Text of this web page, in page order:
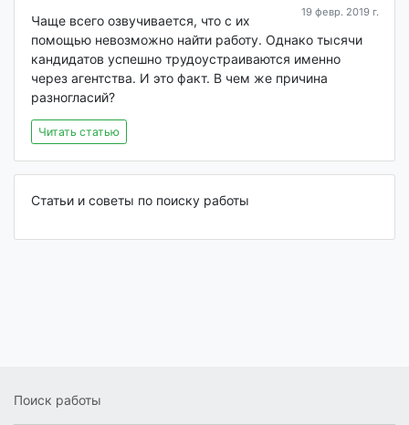
19 февр. 2019 г.
Чаще всего озвучивается, что с их
помощью невозможно найти работу. Однако тысячи
кандидатов успешно трудоустраиваются именно
через агентства. И это факт. В чем же причина
разногласий?
Читать статью
Статьи и советы по поиску работы
Поиск работы